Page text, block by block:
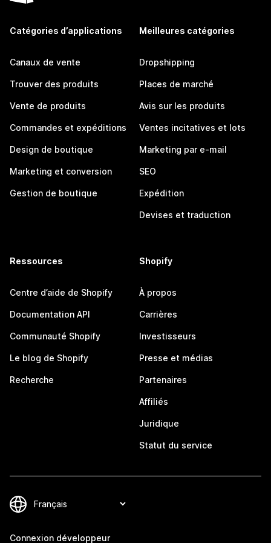
Catégories d’applications
Canaux de vente
Trouver des produits
Vente de produits
Commandes et expéditions
Design de boutique
Marketing et conversion
Gestion de boutique
Meilleures catégories
Dropshipping
Places de marché
Avis sur les produits
Ventes incitatives et lots
Marketing par e-mail
SEO
Expédition
Devises et traduction
Ressources
Centre d’aide de Shopify
Documentation API
Communauté Shopify
Le blog de Shopify
Recherche
Shopify
À propos
Carrières
Investisseurs
Presse et médias
Partenaires
Affiliés
Juridique
Statut du service
Connexion développeur